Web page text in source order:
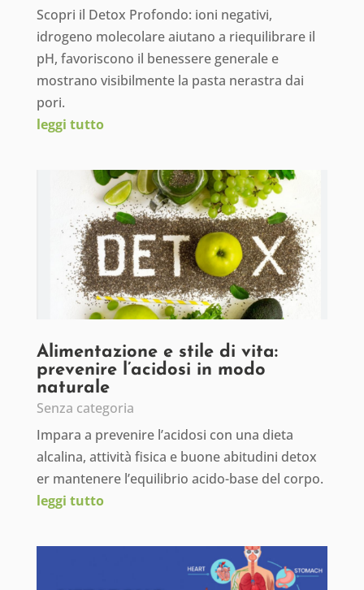
Scopri il Detox Profondo: ioni negativi,
idrogeno molecolare aiutano a riequilibrare il
pH, favoriscono il benessere generale e
mostrano visibilmente la pasta nerastra dai
pori.
leggi tutto
Alimentazione e stile di vita:
prevenire l’acidosi in modo
naturale
Senza categoria
Impara a prevenire l’acidosi con una dieta
alcalina, attività fisica e buone abitudini detox
er mantenere l’equilibrio acido-base del corpo.
leggi tutto